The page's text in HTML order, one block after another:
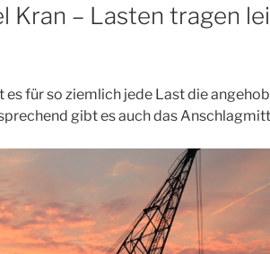
Kran – Lasten tragen
für so ziemlich jede Last die
gibt es auch das